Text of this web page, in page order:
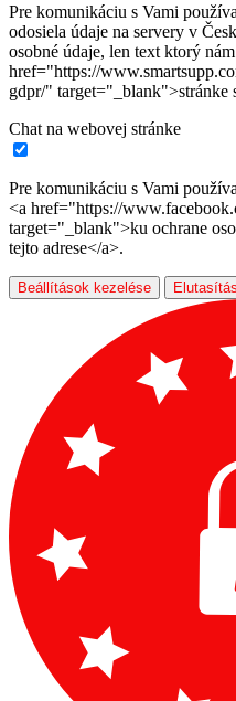
Pre komunikáciu s Vami
odosiela údaje na servery v
osobné údaje, len text ktorý
href="https://
gdpr/" target="_blank">stránke
Chat na webovej stránke
Pre komunikáciu s Vami
<a href="https://
target="_blank">ku ochrane
tejto adrese</a>.
Beállítások kezelése Elutasítás